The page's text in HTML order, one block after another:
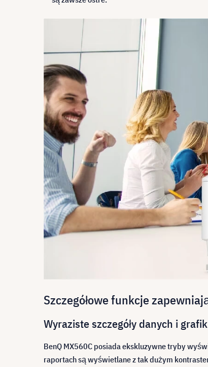
Szczegółowe funkcje
Wyraziste szczegóły danych i grafik
BenQ MX560C posiada ekskluzywne tryby
raportach są wyświetlane z tak dużym